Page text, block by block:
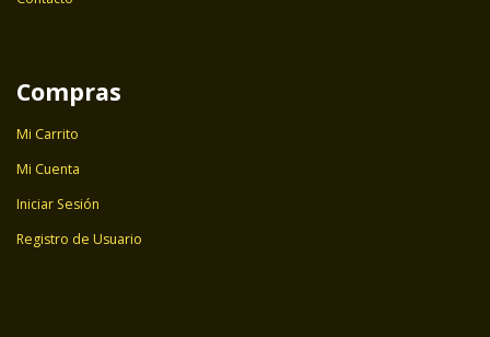
Compras
Mi Carrito
Mi Cuenta
Iniciar Sesión
Registro de Usuario